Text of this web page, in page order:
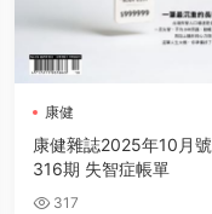
康健
康健雜誌2025年10月
316期 失智症帳單
317